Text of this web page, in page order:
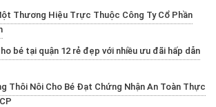
Thương Hiệu Trực Thuộc Công Ty Cổ Phần
bé tại quận 12 rẻ đẹp với nhiều ưu đãi hấp dẫn
Thôi Nôi Cho Bé Đạt Chứng Nhận An Toàn Thực